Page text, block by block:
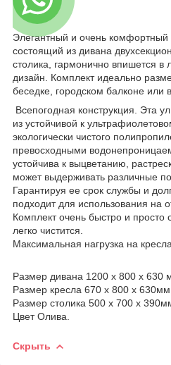
Элегантный и очень комфортный
состоящий из дивана
столика, гармонично впишется
дизайн. Комплект идеально
беседке, городском балконе или
Всепогодная конструкция. Эта
из устойчивой к
экологически чистого
превосходными
устойчива к выцветанию,
может выдерживать различные
Гарантируя ее срок службы и
подходит для использования на
Комплект очень быстро и просто
легко чистится.
Максимальная нагрузка на
Размер дивана 1200 х 800 х 630
Размер кресла 670 х 800 х 630мм.
Размер столика 500 х 700 х
Цвет Олива.
Скрыть